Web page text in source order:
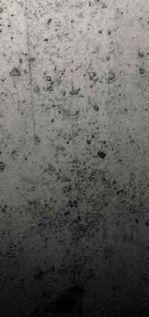
estiu de 2024
del club de lectura per passar
nova edició farem dues lectures: una
a la Biblioteca Pública de
en edició digital.
Barcelona
acull la 42a edició de Còmic
la vida).
hi tornaré, aquest cop per participar a
llibres de teoria i divulgació del
a la sala còmic 6, molt ben
i divulgació del còmic en els temps